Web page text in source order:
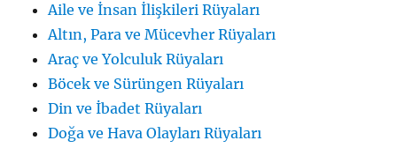
Aile ve İnsan İlişkileri Rüyaları
Altın, Para ve Mücevher Rüyaları
Araç ve Yolculuk Rüyaları
Böcek ve Sürüngen Rüyaları
Din ve İbadet Rüyaları
Doğa ve Hava Olayları Rüyaları